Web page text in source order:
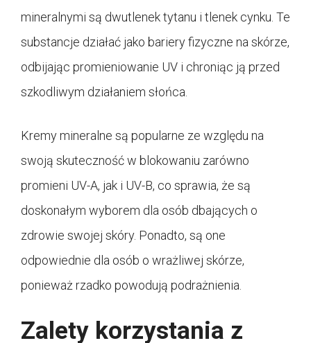
mineralnymi są dwutlenek tytanu i tlenek cynku. Te
substancje działać jako bariery fizyczne na skórze,
odbijając promieniowanie UV i chroniąc ją przed
szkodliwym działaniem słońca.
Kremy mineralne są popularne ze względu na
swoją skuteczność w blokowaniu zarówno
promieni UV-A, jak i UV-B, co sprawia, że są
doskonałym wyborem dla osób dbających o
zdrowie swojej skóry. Ponadto, są one
odpowiednie dla osób o wrażliwej skórze,
ponieważ rzadko powodują podrażnienia.
Zalety korzystania z